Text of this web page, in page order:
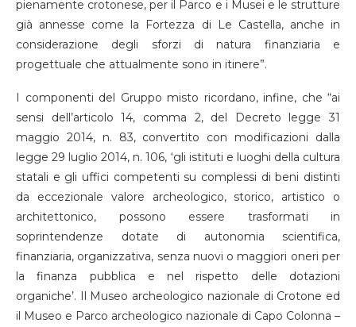
pienamente crotonese, per il Parco e i Musei e le strutture
già annesse come la Fortezza di Le Castella, anche in
considerazione degli sforzi di natura finanziaria e
progettuale che attualmente sono in itinere”.
I componenti del Gruppo misto ricordano, infine, che “ai
sensi dell’articolo 14, comma 2, del Decreto legge 31
maggio 2014, n. 83, convertito con modificazioni dalla
legge 29 luglio 2014, n. 106, ‘gli istituti e luoghi della cultura
statali e gli uffici competenti su complessi di beni distinti
da eccezionale valore archeologico, storico, artistico o
architettonico, possono essere trasformati in
soprintendenze dotate di autonomia scientifica,
finanziaria, organizzativa, senza nuovi o maggiori oneri per
la finanza pubblica e nel rispetto delle dotazioni
organiche’. Il Museo archeologico nazionale di Crotone ed
il Museo e Parco archeologico nazionale di Capo Colonna –